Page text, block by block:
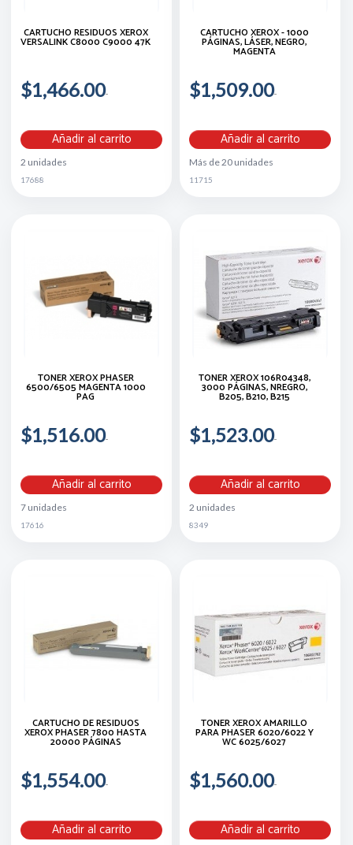
CARTUCHO RESIDUOS XEROX
VERSALINK C8000 C9000 47K
$1,466.00
Añadir al carrito
2 unidades
17688
CARTUCHO XEROX - 1000
PÁGINAS, LÁSER, NEGRO,
MAGENTA
$1,509.00
Añadir al carrito
Más de 20 unidades
11715
TONER XEROX PHASER
6500/6505 MAGENTA 1000
PAG
$1,516.00
Añadir al carrito
7 unidades
17616
TÓNER XEROX 106R04348,
3000 PÁGINAS, NREGRO,
B205, B210, B215
$1,523.00
Añadir al carrito
2 unidades
8349
CARTUCHO DE RESIDUOS
XEROX PHASER 7800 HASTA
20000 PÁGINAS
$1,554.00
Añadir al carrito
TONER XEROX AMARILLO
PARA PHASER 6020/6022 Y
WC 6025/6027
$1,560.00
Añadir al carrito